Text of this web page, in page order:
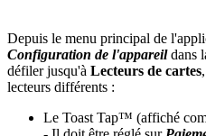
Depuis le menu principal de
Configuration de l'appareildans
défiler jusqu'à Lecteurs de cartes
lecteurs différents :
Le Toast Tap™ (affiché